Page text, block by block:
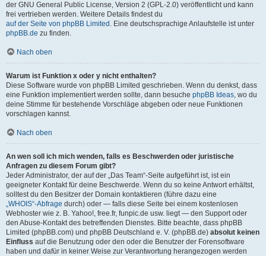
der GNU General Public License, Version 2 (GPL-2.0) veröffentlicht und kann
frei vertrieben werden. Weitere Details findest du
auf der Seite von phpBB Limited . Eine deutschsprachige Anlaufstelle ist unter
phpBB.de zu finden.
Nach oben
Warum ist Funktion x oder y nicht enthalten?
Diese Software wurde von phpBB Limited geschrieben. Wenn du denkst, dass
eine Funktion implementiert werden sollte, dann besuche phpBB Ideas, wo du
deine Stimme für bestehende Vorschläge abgeben oder neue Funktionen
vorschlagen kannst.
Nach oben
An wen soll ich mich wenden, falls es Beschwerden oder juristische
Anfragen zu diesem Forum gibt?
Jeder Administrator, der auf der „Das Team“-Seite aufgeführt ist, ist ein
geeigneter Kontakt für deine Beschwerde. Wenn du so keine Antwort erhältst,
solltest du den Besitzer der Domain kontaktieren (führe dazu eine
„WHOIS“-Abfrage durch) oder — falls diese Seite bei einem kostenlosen
Webhoster wie z. B. Yahoo!, free.fr, funpic.de usw. liegt — den Support oder
den Abuse-Kontakt des betreffenden Dienstes. Bitte beachte, dass phpBB
Limited (phpBB.com) und phpBB Deutschland e. V. (phpBB.de) absolut keinen
Einfluss auf die Benutzung oder den oder die Benutzer der Forensoftware
haben und dafür in keiner Weise zur Verantwortung herangezogen werden